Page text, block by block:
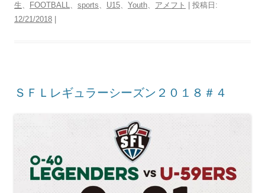
生、 FOOTBALL、 sports、 U15、 Youth、 アメフト
| 投稿日:
12/21/2018
ＳＦＬレギュラーシーズン２０１８＃４